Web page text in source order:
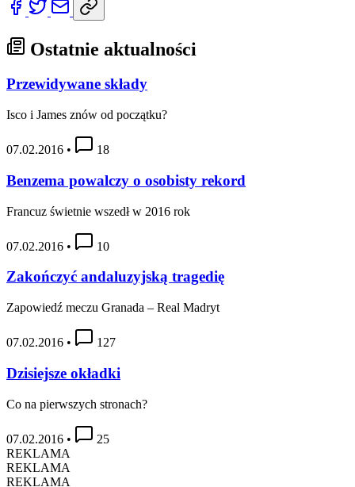
Ostatnie aktualności
Przewidywane składy
Isco i James znów od początku?
07.02.2016 • 18
Benzema powalczy o osobisty rekord
Francuz świetnie wszedł w 2016 rok
07.02.2016 • 10
Zakończyć andaluzyjską tragedię
Zapowiedź meczu Granada – Real Madryt
07.02.2016 • 127
Dzisiejsze okładki
Co na pierwszych stronach?
07.02.2016 •
25
REKLAMA
REKLAMA
REKLAMA